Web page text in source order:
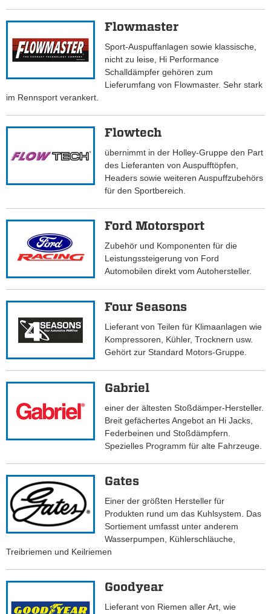
Flowmaster
Sport-Auspuffanlagen sowie klassische,
nicht zu leise, Hi Performance
Schalldämpfer gehören zum
Lieferumfang von Flowmaster. Sehr stark
im Rennsport verankert.
Flowtech
übernimmt in der Holley-Gruppe den Part
des Lieferanten von Auspufftöpfen,
Headers sowie weiteren Auspuffzubehörs
für den Sportbereich.
Ford Motorsport
Zubehör und Komponenten für die
Leistungssteigerung von Ford
Automobilen direkt vom Autohersteller.
Four Seasons
Lieferant von Teilen für Klimaanlagen wie
Kompressoren, Kühler, Trocknern usw.
Gehört zur Standard Motors-Gruppe.
Gabriel
einer der ältesten Stoßdämper-Hersteller.
Breit gefächertes Angebot an Hi Jacks,
Federbeinen und Stoßdämpfern.
Spezielles Programm für alte Fahrzeuge.
Gates
Einer der größten Hersteller für
Produkten rund um das Kuhlsystem. Das
Sortiement umfasst unter anderem
Wasserpumpen, Kühlerschläuche,
Treibriemen und Keilriemen
Goodyear
Lieferant von Riemen aller Art, wie